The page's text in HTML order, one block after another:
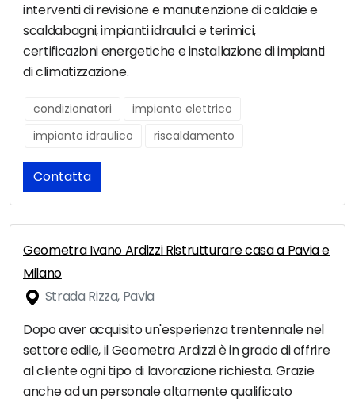
interventi di revisione e manutenzione di caldaie e
scaldabagni, impianti idraulici e terimici,
certificazioni energetiche e installazione di impianti
di climatizzazione.
condizionatori
impianto elettrico
impianto idraulico
riscaldamento
Contatta
Geometra Ivano Ardizzi Ristrutturare casa a Pavia e
Milano
Strada Rizza, Pavia
Dopo aver acquisito un'esperienza trentennale nel
settore edile, il Geometra Ardizzi è in grado di offrire
al cliente ogni tipo di lavorazione richiesta. Grazie
anche ad un personale altamente qualificato